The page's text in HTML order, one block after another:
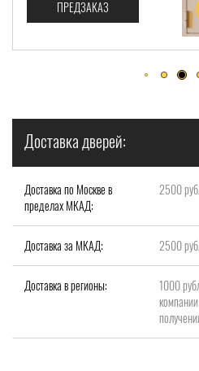
ПРЕДЗАКАЗ
Доставка дверей:
Доставка по Москве в
пределах МКАД:
2500
Доставка за МКАД: 2500
Доставка в регионы:
1000